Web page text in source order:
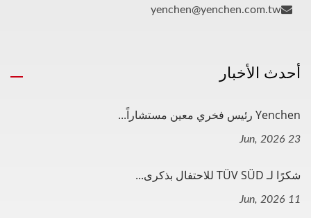
yenchen@yenchen.com.tw
أحدث الأخبار
Yenchen رئيس فخري معين مستشاراً...
23 Jun, 2026
شكرًا لـ TÜV SÜD للاحتفال بذكرى...
11 Jun, 2026